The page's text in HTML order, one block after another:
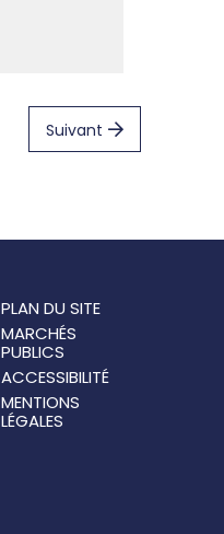
Suivant
PLAN DU SITE
MARCHÉS
PUBLICS
ACCESSIBILITÉ
MENTIONS
LÉGALES